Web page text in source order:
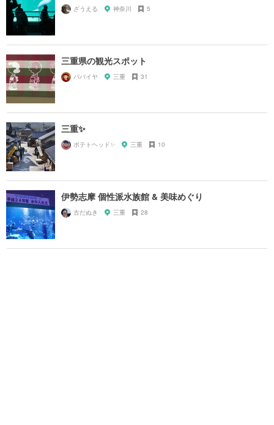
ざうえる 神奈川 5
三重県の観光スポット
パパイヤ 三重 31
三重✨
ポテトヘッド✨ 三重 10
伊勢志摩 個性派水族館 & 美味めぐり
古だぬき 三重 28